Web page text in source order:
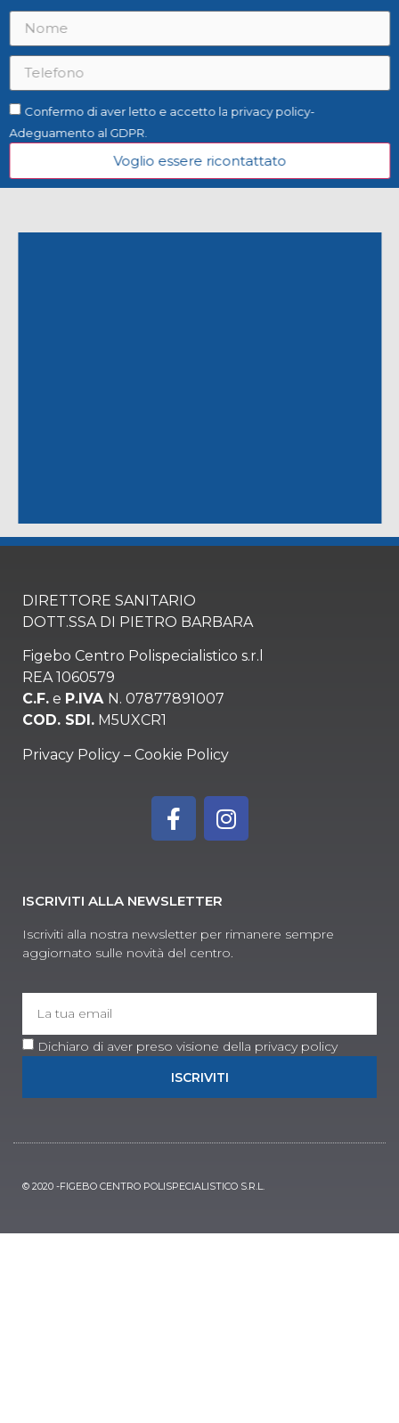
Confermo di aver letto e accetto la privacy policy-
Adeguamento al GDPR.
Voglio essere ricontattato
DIRETTORE SANITARIO
DOTT.SSA DI PIETRO BARBARA
Figebo Centro Polispecialistico s.r.l
REA 1060579
C.F. e P.IVA N. 07877891007
COD. SDI. M5UXCR1
Privacy Policy – Cookie Policy
ISCRIVITI ALLA NEWSLETTER
Iscriviti alla nostra newsletter per rimanere sempre
aggiornato sulle novità del centro.
Dichiaro di aver preso visione della privacy policy
ISCRIVITI
© 2020 -FIGEBO CENTRO POLISPECIALISTICO S.R.L.